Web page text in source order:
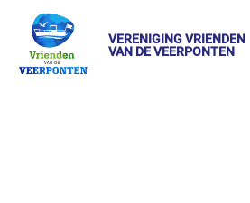
VERENIGING VRIENDEN
VAN DE VEERPONTEN